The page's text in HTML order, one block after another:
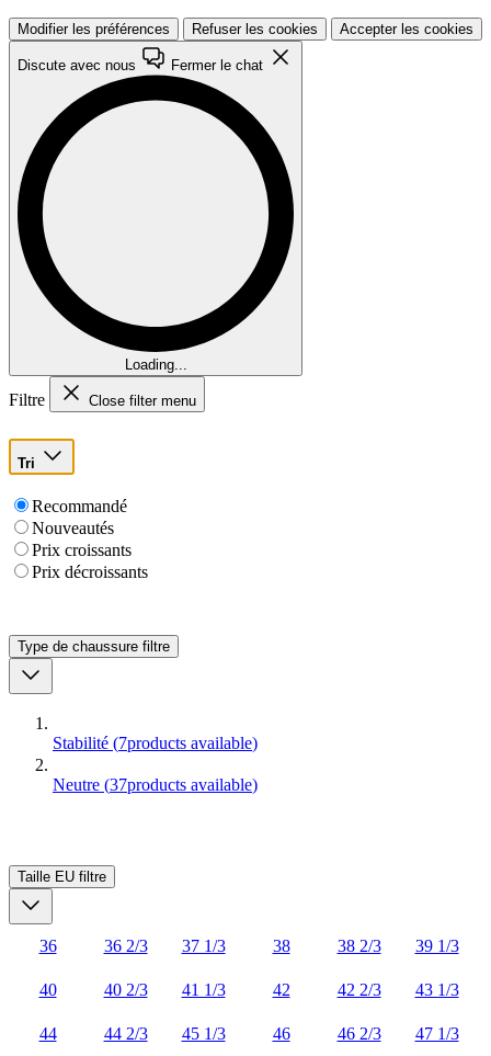
Modifier les préférences Refuser les cookies Accepter les cookies
Discute avec nous Fermer le chat
Loading...
Filtre Close filter menu
Tri
Recommandé
Nouveautés
Prix croissants
Prix décroissants
Type de chaussure filtre
Stabilité (7products available)
Neutre (37products available)
Taille EU filtre
36 36 2/3 37 1/3 38 38 2/3 39 1/3
40 40 2/3 41 1/3 42 42 2/3 43 1/3
44 44 2/3 45 1/3 46 46 2/3 47 1/3